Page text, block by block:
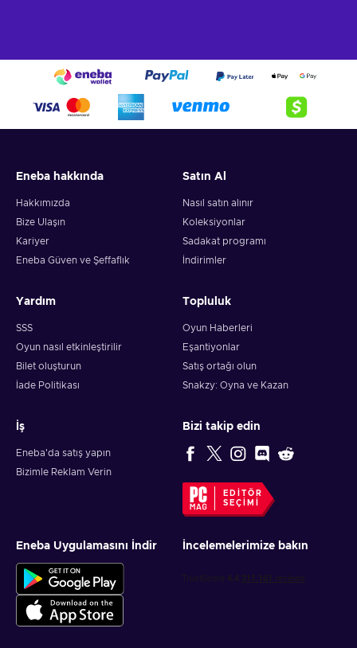
Eneba hakkında
Hakkımızda
Bize Ulaşın
Kariyer
Eneba Güven ve Şeffaflık
Satın Al
Nasıl satın alınır
Koleksiyonlar
Sadakat programı
İndirimler
Yardım
SSS
Oyun nasıl etkinleştirilir
Bilet oluşturun
İade Politikası
Topluluk
Oyun Haberleri
Eşantiyonlar
Satış ortağı olun
Snakzy: Oyna ve Kazan
İş
Eneba'da satış yapın
Bizimle Reklam Verin
Bizi takip edin
EDITÖR
SEÇIMI
Eneba Uygulamasını İndir İncelemelerimize bakın